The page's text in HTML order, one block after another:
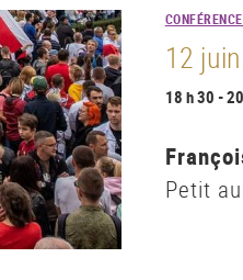
12
18 h 30 -
Petit